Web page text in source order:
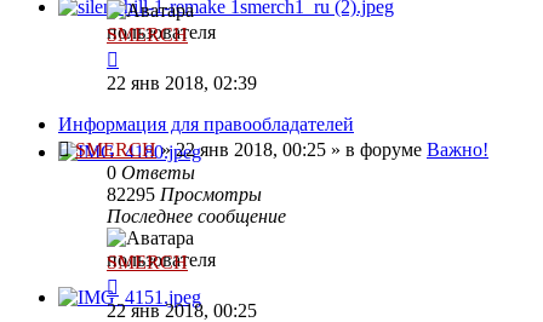
SMERCH
22 янв 2018, 02:39
Информация для правообладателей
SMERCH»22 янв 2018, 00:25 » в форуме Важно!
0 Ответы
82295 Просмотры
Последнее сообщение
SMERCH
22 янв 2018, 00:25